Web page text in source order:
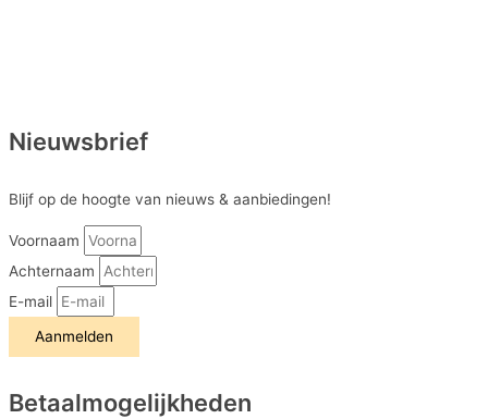
Nieuwsbrief
Blijf op de hoogte van nieuws & aanbiedingen!
Voornaam
Achternaam
E-mail
Aanmelden
Betaalmogelijkheden